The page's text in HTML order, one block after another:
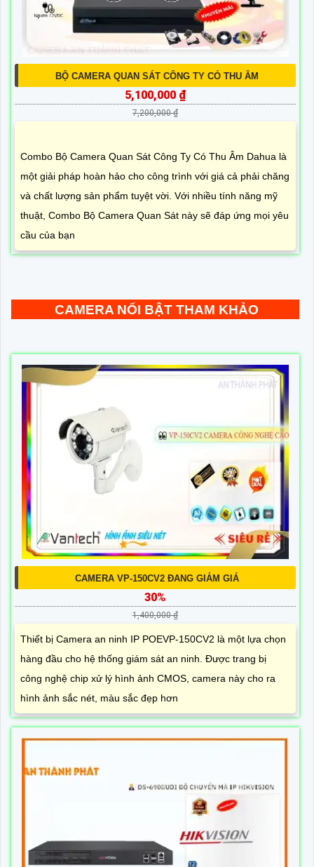
BỘ CAMERA QUAN SÁT CÔNG TY CÓ THU ÂM
5,100,000 ₫
7,200,000 ₫
Combo Bộ Camera Quan Sát Công Ty Có Thu Âm Dahua là
một giải pháp hoàn hảo cho công trình với giá cả phải chăng
và chất lượng sản phẩm tuyệt vời. Với nhiều tính năng mỹ
thuật, Combo Bộ Camera Quan Sát này sẽ đáp ứng mọi yêu
cầu của bạn
CAMERA NỔI BẬT THAM KHẢO
CAMERA VP-150CV2 ĐANG GIẢM GIÁ
30%
1,400,000 ₫
Thiết bị Camera an ninh IP POEVP-150CV2 là một lựa chọn
hàng đầu cho hệ thống giám sát an ninh. Được trang bị
công nghệ chip xử lý hình ảnh CMOS, camera này cho ra
hình ảnh sắc nét, màu sắc đẹp hơn